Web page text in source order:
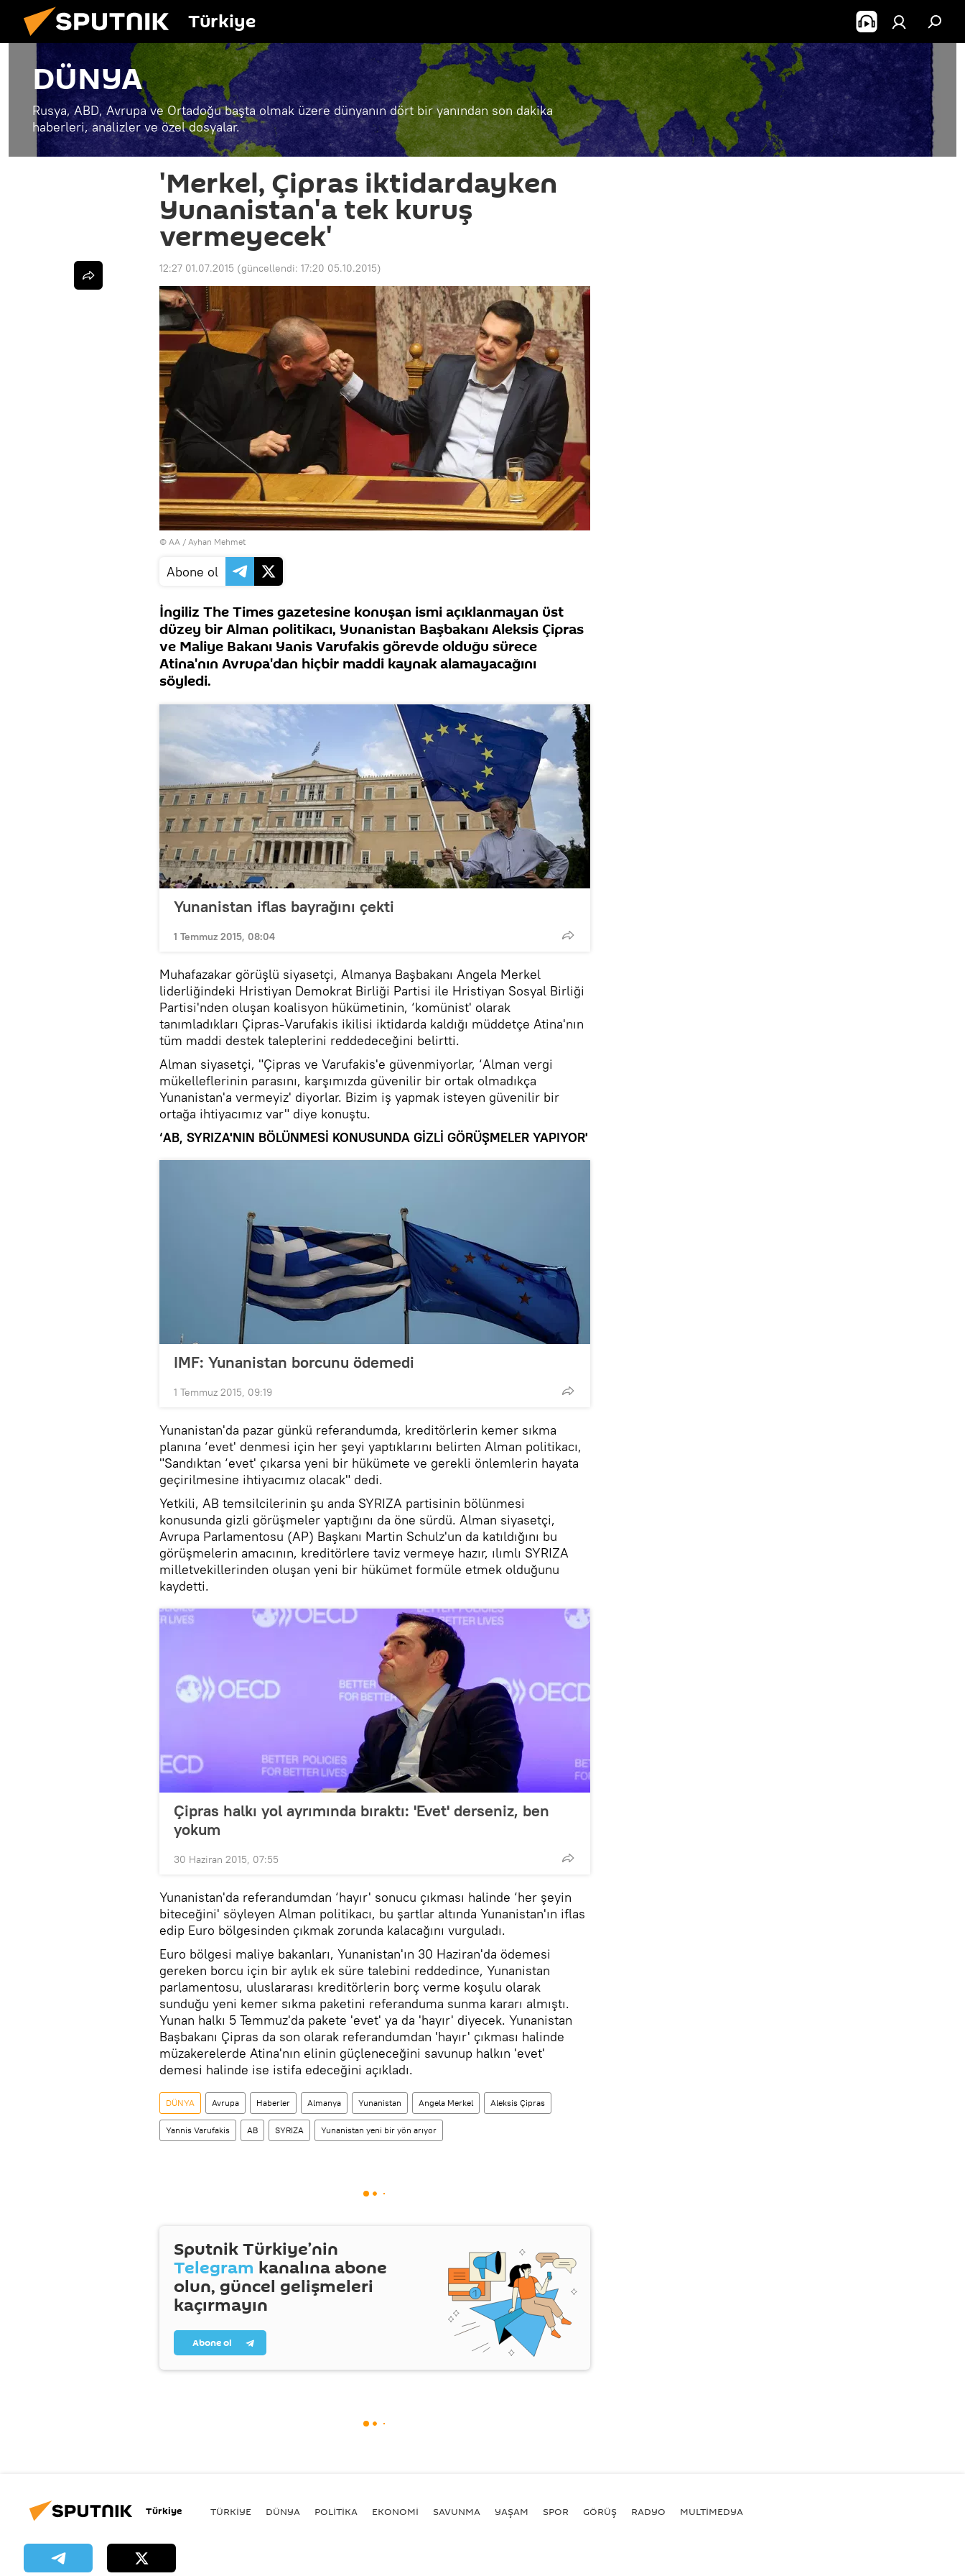
Türkiye
DÜNYA
Rusya, ABD, Avrupa ve Ortadoğu başta olmak üzere dünyanın dört bir yanından son dakika
haberleri, analizler ve özel dosyalar.
'Merkel, Çipras iktidardayken
Yunanistan'a tek kuruş
vermeyecek'
12:27 01.07.2015 (güncellendi: 17:20 05.10.2015)
© AA / Ayhan Mehmet
Abone ol
İngiliz The Times gazetesine konuşan ismi açıklanmayan üst
düzey bir Alman politikacı, Yunanistan Başbakanı Aleksis Çipras
ve Maliye Bakanı Yanis Varufakis görevde olduğu sürece
Atina'nın Avrupa'dan hiçbir maddi kaynak alamayacağını
söyledi.
Yunanistan iflas bayrağını çekti
1 Temmuz 2015, 08:04
Muhafazakar görüşlü siyasetçi, Almanya Başbakanı Angela Merkel
liderliğindeki Hristiyan Demokrat Birliği Partisi ile Hristiyan Sosyal Birliği
Partisi'nden oluşan koalisyon hükümetinin, ‘komünist' olarak
tanımladıkları Çipras-Varufakis ikilisi iktidarda kaldığı müddetçe Atina'nın
tüm maddi destek taleplerini reddedeceğini belirtti.
Alman siyasetçi, "Çipras ve Varufakis'e güvenmiyorlar, ‘Alman vergi
mükelleflerinin parasını, karşımızda güvenilir bir ortak olmadıkça
Yunanistan'a vermeyiz' diyorlar. Bizim iş yapmak isteyen güvenilir bir
ortağa ihtiyacımız var" diye konuştu.
‘AB, SYRIZA'NIN BÖLÜNMESİ KONUSUNDA GİZLİ GÖRÜŞMELER YAPIYOR'
IMF: Yunanistan borcunu ödemedi
1 Temmuz 2015, 09:19
Yunanistan'da pazar günkü referandumda, kreditörlerin kemer sıkma
planına ‘evet' denmesi için her şeyi yaptıklarını belirten Alman politikacı,
"Sandıktan ‘evet' çıkarsa yeni bir hükümete ve gerekli önlemlerin hayata
geçirilmesine ihtiyacımız olacak" dedi.
Yetkili, AB temsilcilerinin şu anda SYRIZA partisinin bölünmesi
konusunda gizli görüşmeler yaptığını da öne sürdü. Alman siyasetçi,
Avrupa Parlamentosu (AP) Başkanı Martin Schulz'un da katıldığını bu
görüşmelerin amacının, kreditörlere taviz vermeye hazır, ılımlı SYRIZA
milletvekillerinden oluşan yeni bir hükümet formüle etmek olduğunu
kaydetti.
Çipras halkı yol ayrımında bıraktı: 'Evet' derseniz, ben
yokum
30 Haziran 2015, 07:55
Yunanistan'da referandumdan ‘hayır' sonucu çıkması halinde ‘her şeyin
biteceğini' söyleyen Alman politikacı, bu şartlar altında Yunanistan'ın iflas
edip Euro bölgesinden çıkmak zorunda kalacağını vurguladı.
Euro bölgesi maliye bakanları, Yunanistan'ın 30 Haziran'da ödemesi
gereken borcu için bir aylık ek süre talebini reddedince, Yunanistan
parlamentosu, uluslararası kreditörlerin borç verme koşulu olarak
sunduğu yeni kemer sıkma paketini referanduma sunma kararı almıştı.
Yunan halkı 5 Temmuz'da pakete 'evet' ya da 'hayır' diyecek. Yunanistan
Başbakanı Çipras da son olarak referandumdan 'hayır' çıkması halinde
müzakerelerde Atina'nın elinin güçleneceğini savunup halkın 'evet'
demesi halinde ise istifa edeceğini açıkladı.
DÜNYA Avrupa Haberler Almanya Yunanistan Angela Merkel Aleksis Çipras
Yannis Varufakis AB SYRIZA Yunanistan yeni bir yön arıyor
Sputnik Türkiye’nin
Telegram kanalına abone
olun, güncel gelişmeleri
kaçırmayın
Abone ol
Türkiye TÜRKIYE DÜNYA POLİTİKA EKONOMİ SAVUNMA YAŞAM SPOR GÖRÜŞ RADYO MULTİMEDYA